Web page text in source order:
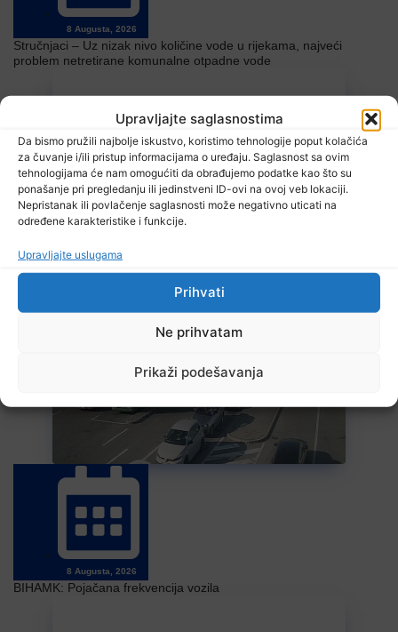
Upravljajte saglasnostima
Da bismo pružili najbolje iskustvo, koristimo tehnologije poput kolačića
za čuvanje i/ili pristup informacijama o uređaju. Saglasnost sa ovim
tehnologijama će nam omogućiti da obrađujemo podatke kao što su
ponašanje pri pregledanju ili jedinstveni ID-ovi na ovoj veb lokaciji.
Nepristanak ili povlačenje saglasnosti može negativno uticati na
određene karakteristike i funkcije.
Upravljajte uslugama
Prihvati
Ne prihvatam
Prikaži podešavanja
8 Augusta, 2026
Stručnjaci – Uz nizak nivo količine vode u rijekama, najveći
problem netretirane komunalne otpadne vode
U BiH u prvih šest mjeseci 2026. manje turističkih dolazaka, ali
8 Augusta, 2026
BIHAMK: Pojačana frekvencija vozila